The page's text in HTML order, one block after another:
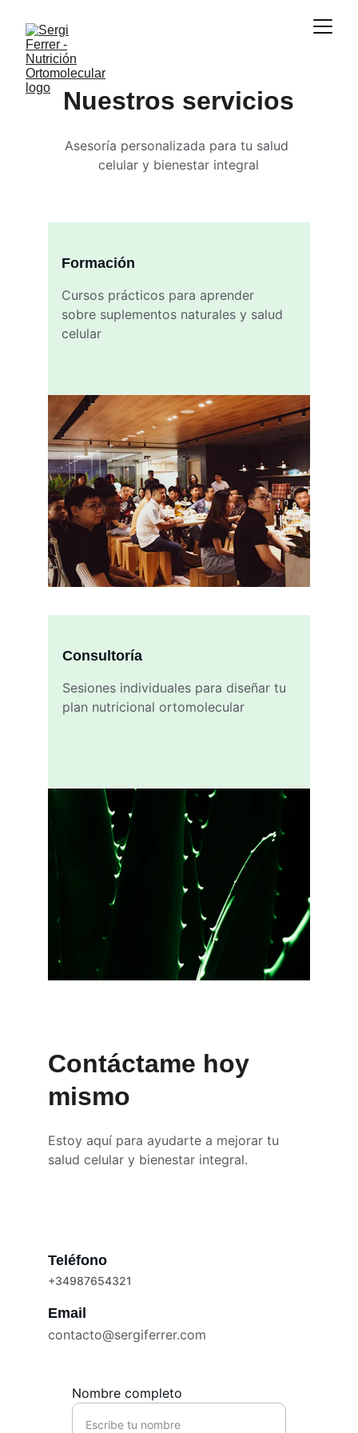
Nuestros servicios
Asesoría personalizada para tu salud
celular y bienestar integral
Consultoría
Sesiones individuales para diseñar tu
plan nutricional ortomolecular
Formación
Cursos prácticos para aprender
sobre suplementos naturales y salud
celular
Contáctame hoy
mismo
Estoy aquí para ayudarte a mejorar tu
salud celular y bienestar integral.
Teléfono
+34987654321
Email
contacto@sergiferrer.com
Nombre completo